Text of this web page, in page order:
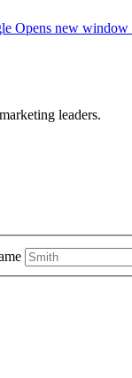
Opens new window
leaders.